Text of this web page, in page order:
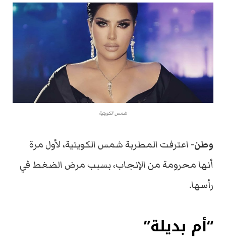
شمس الكويتية
وطن- اعترفت المطربة شمس الكويتية، لأول مرة
أنها محرومة من الإنجاب، بسبب مرض الضغط في
رأسها.
“أم بديلة”